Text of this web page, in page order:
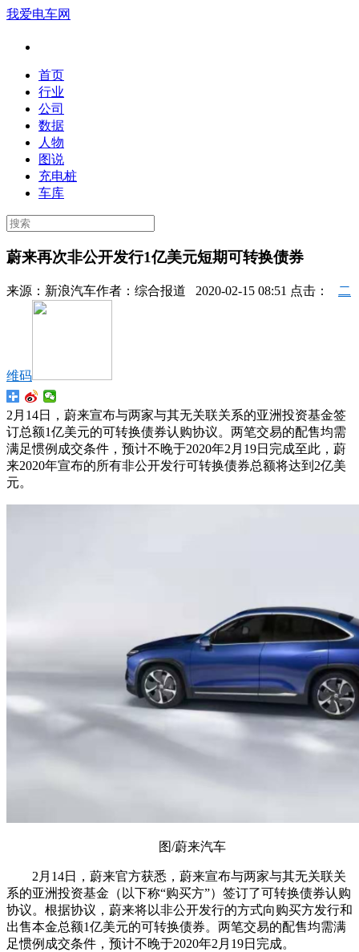
我爱电车网
首页
行业
公司
数据
人物
图说
充电桩
车库
蔚来再次非公开发行1亿美元短期可转换债券
来源： 新浪汽车作者： 综合报道 2020-02-15 08:51 点击： 二
维码
2月14日，蔚来宣布与两家与其无关联关系的亚洲投资基金签
订总额1亿美元的可转换债券认购协议。两笔交易的配售均需
满足惯例成交条件，预计不晚于2020年2月19日完成至此，蔚
来2020年宣布的所有非公开发行可转换债券总额将达到2亿美
元。
图/蔚来汽车
2月14日，蔚来官方获悉，蔚来宣布与两家与其无关联关
系的亚洲投资基金（以下称“购买方”）签订了可转换债券认购
协议。根据协议，蔚来将以非公开发行的方式向购买方发行和
出售本金总额1亿美元的可转换债券。两笔交易的配售均需满
足惯例成交条件，预计不晚于2020年2月19日完成。